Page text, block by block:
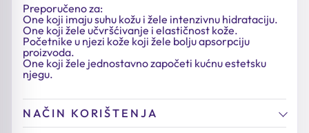
Preporučeno za:
One koji imaju suhu kožu i žele intenzivnu hidrataciju.
One koji žele učvršćivanje i elastičnost kože.
Početnike u njezi kože koji žele bolju apsorpciju
proizvoda.
One koji žele jednostavno započeti kućnu estetsku
njegu.
NAČIN KORIŠTENJA